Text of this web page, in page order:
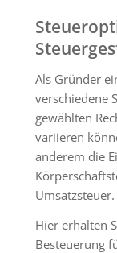
Als Gründer
verschiedene
gewählten
variieren
anderem die
Umsatzsteuer.
Hier erhalten
Besteuerung